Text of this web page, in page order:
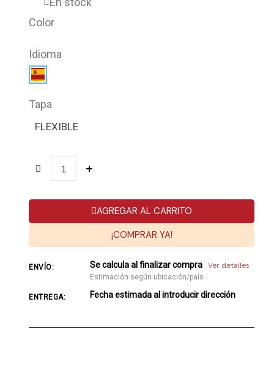
Color
Idioma
Tapa
FLEXIBLE
AGREGAR AL CARRITO
¡COMPRAR YA!
ENVÍO: Se calcula al finalizar compra Ver detalles
Estimación según ubicación/país
ENTREGA: Fecha estimada al introducir dirección